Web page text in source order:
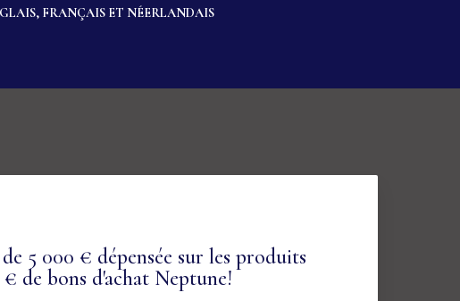
FRANÇAIS ET NÉERLANDAIS
5 000 € dépensée sur les produits
de bons d'achat Neptune!